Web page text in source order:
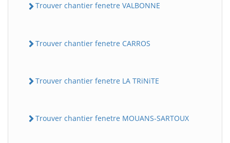
Trouver chantier fenetre VALBONNE
Trouver chantier fenetre CARROS
Trouver chantier fenetre LA TRiNiTE
Trouver chantier fenetre MOUANS-SARTOUX